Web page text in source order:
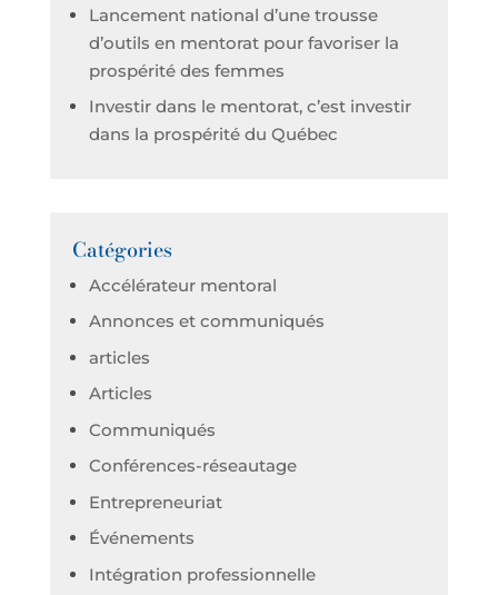
Lancement national d’une trousse
d’outils en mentorat pour favoriser la
prospérité des femmes
Investir dans le mentorat, c’est investir
dans la prospérité du Québec
Catégories
Accélérateur mentoral
Annonces et communiqués
articles
Articles
Communiqués
Conférences-réseautage
Entrepreneuriat
Événements
Intégration professionnelle